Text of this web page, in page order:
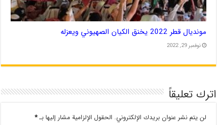
مونديال قطر 2022 يخنق الكيان الصهيوني ويعزله
نوفمبر 29, 2022
اترك تعليقاً
لن يتم نشر عنوان بريدك الإلكتروني. الحقول الإلزامية مشار إليها بـ*